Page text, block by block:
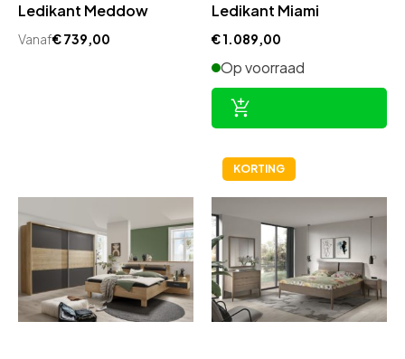
Ledikant Meddow
Vanaf€739,00
Ledikant Miami
€1.089,00
Op voorraad
KORTING